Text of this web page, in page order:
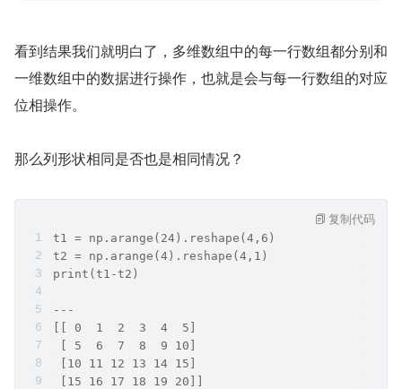
看到结果我们就明白了，多维数组中的每一行数组都分别和
一维数组中的数据进行操作，也就是会与每一行数组的对应
位相操作。
那么列形状相同是否也是相同情况？
t1 = np.arange(24).reshape(4,6)
t2 = np.arange(4).reshape(4,1)
print(t1-t2)
---
[[ 0  1  2  3  4  5]
[ 5  6  7  8  9 10]
[10 11 12 13 14 15]
[15 16 17 18 19 20]]
复制代码